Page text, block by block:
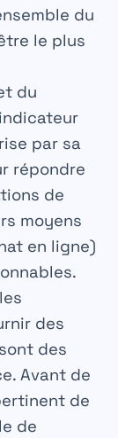
du
le plus
du
par sa
répondre
de
moyens
en ligne)
des
des
Avant de
de
de